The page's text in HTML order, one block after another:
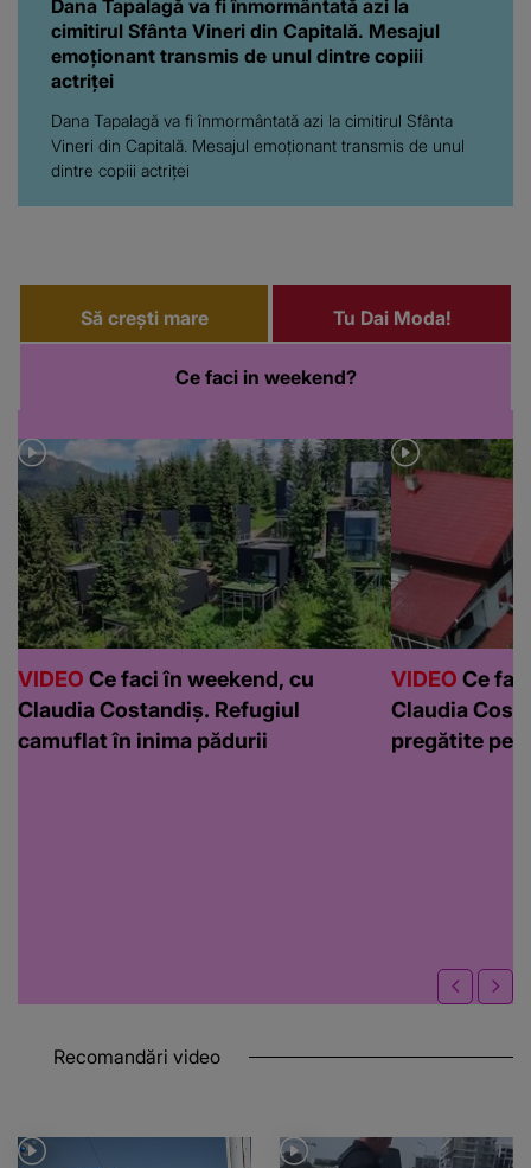
Dana Tapalagă va fi înmormântată azi la
cimitirul Sfânta Vineri din Capitală. Mesajul
emoționant transmis de unul dintre copiii
actriței
Dana Tapalagă va fi înmormântată azi la cimitirul Sfânta
Vineri din Capitală. Mesajul emoționant transmis de unul
dintre copiii actriței
Să crești mare Tu Dai Moda!
Ce faci in weekend?
VIDEO Ce faci în weekend, cu
Claudia Costandiș. Refugiul
camuflat în inima pădurii
VIDEO Ce
Claudia
pregătite
Recomandări video